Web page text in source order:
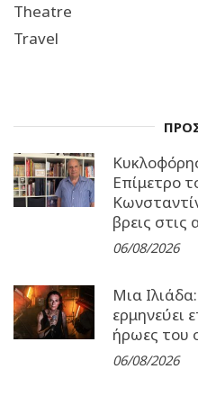
Theatre
Travel
Επίμετρο
βρεις στις
06/08/2026
Μια
ερμηνεύει
ήρωες του
06/08/2026